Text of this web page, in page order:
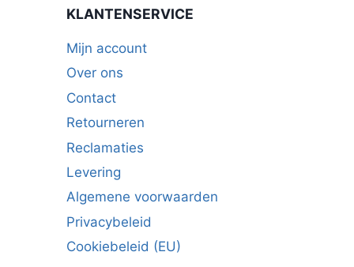
KLANTENSERVICE
Mijn account
Over ons
Contact
Retourneren
Reclamaties
Levering
Algemene voorwaarden
Privacybeleid
Cookiebeleid (EU)